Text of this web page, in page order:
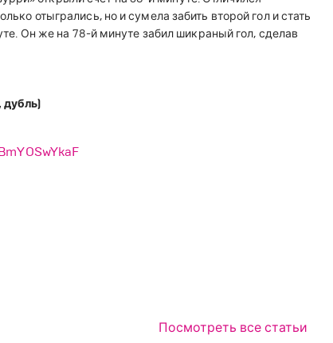
отыгрались, но и сумела забить второй гол и стать
Он же на 78-й минуте забил шикраный гол, сделав
дубль)
Посмотреть все статьи